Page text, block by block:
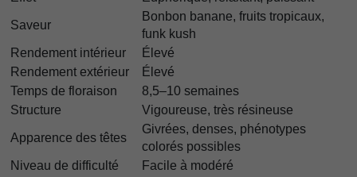
Saveur
Bonbon banane, fruits tropicaux,
funk kush
Rendement intérieur
Élevé
Rendement extérieur
Élevé
Temps de floraison
8,5–10 semaines
Structure
Vigoureuse, très résineuse
Apparence des têtes
Givrées, denses, phénotypes
colorés possibles
Niveau de difficulté
Facile à modéré